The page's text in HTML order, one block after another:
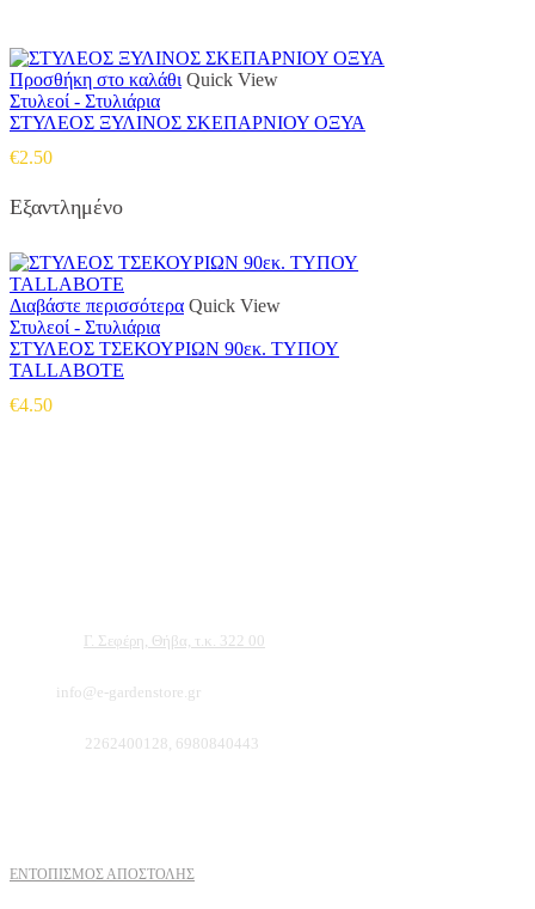
Προσθήκη στο καλάθι Quick View
Στυλεοί - Στυλιάρια
ΣΤΥΛΕΟΣ ΞΥΛΙΝΟΣ ΣΚΕΠΑΡΝΙΟΥ ΟΞΥΑ
€2.50
Εξαντλημένο
Διαβάστε περισσότερα Quick View
Στυλεοί - Στυλιάρια
ΣΤΥΛΕΟΣ ΤΣΕΚΟΥΡΙΩΝ 90εκ. ΤΥΠΟΥ
TALLABOTE
€4.50
Γ. Σεφέρη, Θήβα, τ.κ. 322 00
info@e-gardenstore.gr
2262400128, 6980840443
ΕΝΤΟΠΙΣΜΟΣ ΑΠΟΣΤΟΛΗΣ